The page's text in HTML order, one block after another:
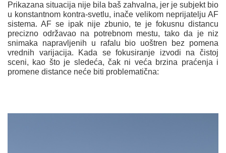
Prikazana situacija nije bila baš zahvalna, jer je subjekt bio
u konstantnom kontra-svetlu, inače velikom neprijatelju AF
sistema. AF se ipak nije zbunio, te je fokusnu distancu
precizno održavao na potrebnom mestu, tako da je niz
snimaka napravljenih u rafalu bio uoštren bez pomena
vrednih varijacija. Kada se fokusiranje izvodi na čistoj
sceni, kao što je sledeća, čak ni veća brzina praćenja i
promene distance neće biti problematična: